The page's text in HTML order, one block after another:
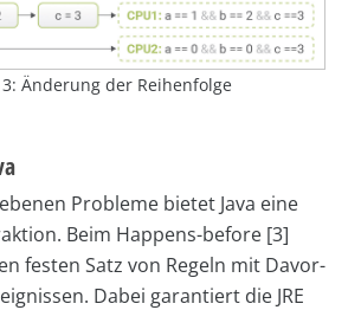
Änderung der Reihenfolge
Probleme bietet Java eine
Beim Happens-before [3]
festen Satz von Regeln mit Davor-
Dabei garantiert die JRE